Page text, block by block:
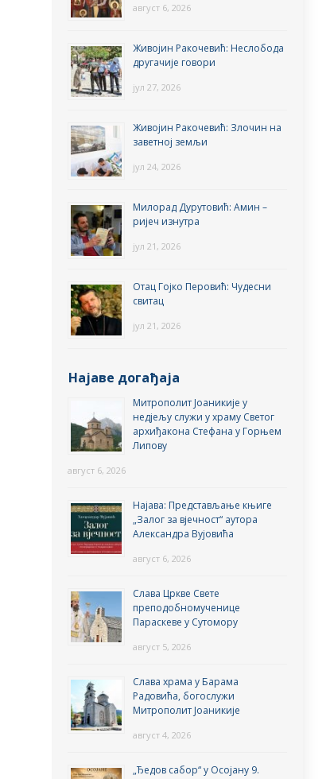
август 6, 2026
Живојин Ракочевић: Неслобода
другачије говори
јул 27, 2026
Живојин Ракочевић: Злочин на
заветној земљи
јул 24, 2026
Милорад Дурутовић: Амин –
ријеч изнутра
јул 21, 2026
Отац Гојко Перовић: Чудесни
свитац
јул 21, 2026
Најаве догађаја
Митрополит Јоаникије у
недјељу служи у храму Светог
архиђакона Стефана у Горњем
Липову
август 6, 2026
Најава: Представљање књиге
„Залог за вјечност“ аутора
Александра Вујовића
август 6, 2026
Слава Цркве Свете
преподобномученице
Параскеве у Сутомору
август 5, 2026
Слава храма у Барама
Радовића, богослужи
Митрополит Јоаникије
август 4, 2026
„Ђедов сабор“ у Осојану 9.